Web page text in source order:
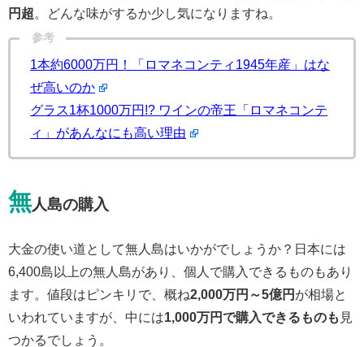
円超。どんな味がするか少し気になりますね。
参考
1本約6000万円！「ロマネコンティ1945年産」はな
ぜ高いのか
グラス1杯1000万円!? ワインの帝王「ロマネコンテ
ィ」があんなにも高い理由
無人島の購入
大金の使い道として無人島はいかがでしょうか？日本には
6,400島以上の無人島があり、個人で購入できるものもあり
ます。値段はピンキリで、概ね2,000万円～5億円 が相場と
いわれていますが、中には1,000万円で購入できるものも 見
つかるでしょう。